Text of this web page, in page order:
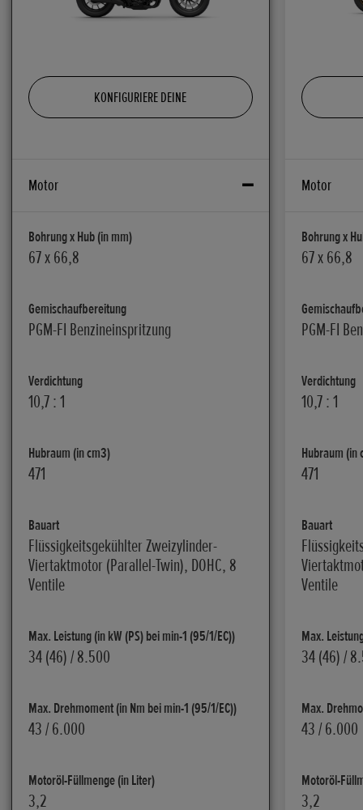
KONFIGURIERE DEINE
Motor
Bohrung x Hub (in mm)
67 x 66,8
Gemischaufbereitung
PGM-FI Benzineinspritzung
Verdichtung
10,7 : 1
Hubraum (in cm3)
471
Bauart
Flüssigkeitsgekühlter Zweizylinder-
Viertaktmotor (Parallel-Twin), DOHC, 8
Ventile
Max. Leistung (in kW (PS) bei min-1 (95/1/EC))
34 (46) / 8.500
Max. Drehmoment (in Nm bei min-1 (95/1/EC))
43 / 6.000
Motoröl-Füllmenge (in Liter)
3,2
Motor
Bohrung x
67 x 66,8
PGM-FI
Verdichtung
10,7 : 1
Hubraum (in
471
Bauart
Ventile
Max.
34 (46) /
Max.
43 / 6.000
Motoröl-
3,2